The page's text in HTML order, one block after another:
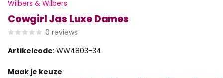
Wilbers & Wilbers
Cowgirl Jas Luxe Dames
0 reviews
Artikelcode: WW4803-34
Maak je keuze